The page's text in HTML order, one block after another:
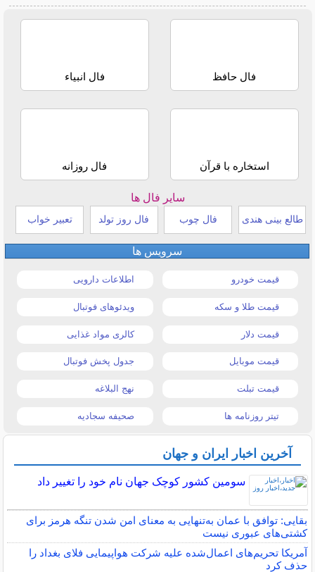
فال حافظ فال انبیاء
استخاره با قرآن فال روزانه
سایر فال ها
طالع بینی هندی فال چوب فال روز تولد تعبیر خواب
سرویس ها
قیمت خودرو اطلاعات دارویی
قیمت طلا و سکه ویدئوهای فوتبال
قیمت دلار کالری مواد غذایی
قیمت موبایل جدول پخش فوتبال
قیمت تبلت نهج البلاغه
تیتر روزنامه ها صحیفه سجادیه
آخرین اخبار ایران و جهان
سومین کشور کوچک جهان نام خود را تغییر داد
بقایی: توافق با عمان به‌تنهایی به معنای امن شدن تنگه هرمز برای
کشتی‌های عبوری نیست
آمریکا تحریم‌های اعمال‌شده علیه شرکت هواپیمایی فلای بغداد را
حذف کرد